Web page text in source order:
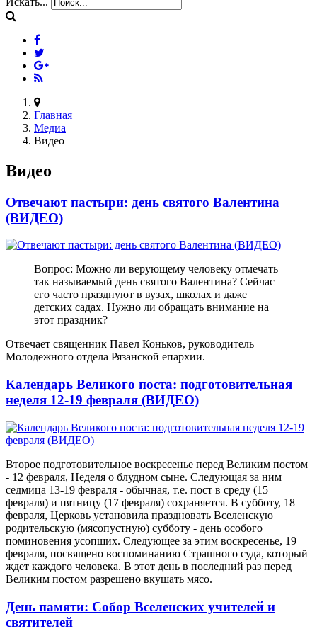
Главная
Медиа
Видео
Видео
Отвечают пастыри: день святого Валентина
(ВИДЕО)
Вопрос: Можно ли верующему человеку отмечать
так называемый день святого Валентина? Сейчас
его часто празднуют в вузах, школах и даже
детских садах. Нужно ли обращать внимание на
этот праздник?
Отвечает священник Павел Коньков, руководитель
Молодежного отдела Рязанской епархии.
Календарь Великого поста: подготовительная
неделя 12-19 февраля (ВИДЕО)
Второе подготовительное воскресенье перед Великим постом
- 12 февраля, Неделя о блудном сыне. Следующая за ним
седмица 13-19 февраля - обычная, т.е. пост в среду (15
февраля) и пятницу (17 февраля) сохраняется. В субботу, 18
февраля, Церковь установила праздновать Вселенскую
родительскую (мясопустную) субботу - день особого
поминовения усопших. Следующее за этим воскресенье, 19
февраля, посвящено воспоминанию Страшного суда, который
ждет каждого человека. В этот день в последний раз перед
Великим постом разрешено вкушать мясо.
День памяти: Собор Вселенских учителей и
святителей